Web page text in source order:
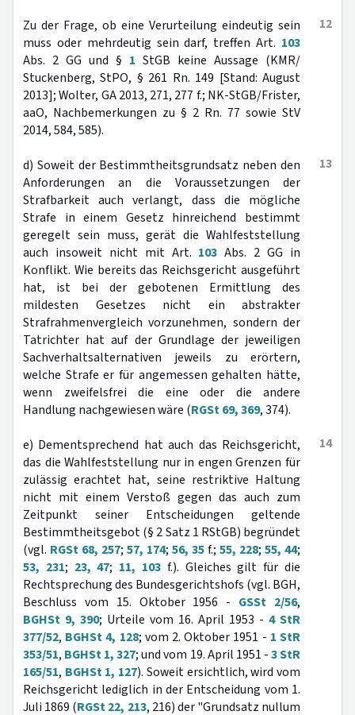
12
Zu der Frage, ob eine Verurteilung eindeutig sein
muss oder mehrdeutig sein darf, treffen Art. 103
Abs. 2 GG und § 1 StGB keine Aussage (KMR/
Stuckenberg, StPO, § 261 Rn. 149 [Stand: August
2013]; Wolter, GA 2013, 271, 277 f.; NK-StGB/Frister,
aaO, Nachbemerkungen zu § 2 Rn. 77 sowie StV
2014, 584, 585).
13
d) Soweit der Bestimmtheitsgrundsatz neben den
Anforderungen an die Voraussetzungen der
Strafbarkeit auch verlangt, dass die mögliche
Strafe in einem Gesetz hinreichend bestimmt
geregelt sein muss, gerät die Wahlfeststellung
auch insoweit nicht mit Art. 103 Abs. 2 GG in
Konflikt. Wie bereits das Reichsgericht ausgeführt
hat, ist bei der gebotenen Ermittlung des
mildesten Gesetzes nicht ein abstrakter
Strafrahmenvergleich vorzunehmen, sondern der
Tatrichter hat auf der Grundlage der jeweiligen
Sachverhaltsalternativen jeweils zu erörtern,
welche Strafe er für angemessen gehalten hätte,
wenn zweifelsfrei die eine oder die andere
Handlung nachgewiesen wäre (RGSt 69, 369, 374).
14
e) Dementsprechend hat auch das Reichsgericht,
das die Wahlfeststellung nur in engen Grenzen für
zulässig erachtet hat, seine restriktive Haltung
nicht mit einem Verstoß gegen das auch zum
Zeitpunkt seiner Entscheidungen geltende
Bestimmtheitsgebot (§ 2 Satz 1 RStGB) begründet
(vgl. RGSt 68, 257; 57, 174; 56, 35f.; 55, 228; 55, 44;
53, 231; 23, 47; 11, 103 f.). Gleiches gilt für die
Rechtsprechung des Bundesgerichtshofs (vgl. BGH,
Beschluss vom 15. Oktober 1956 - GSSt 2/56,
BGHSt 9, 390; Urteile vom 16. April 1953 - 4 StR
377/52, BGHSt 4, 128; vom 2. Oktober 1951 - 1 StR
353/51, BGHSt 1, 327; und vom 19. April 1951 -3 StR
165/51, BGHSt 1, 127). Soweit ersichtlich, wird vom
Reichsgericht lediglich in der Entscheidung vom 1.
Juli 1869 (RGSt 22, 213, 216) der "Grundsatz nullum